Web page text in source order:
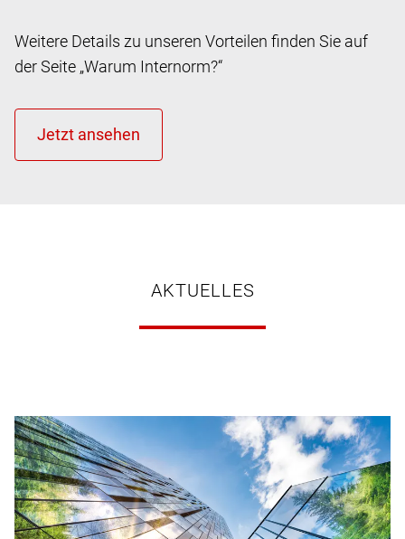
Weitere Details zu unseren Vorteilen finden Sie auf
der Seite „Warum Internorm?“
AKTUELLES